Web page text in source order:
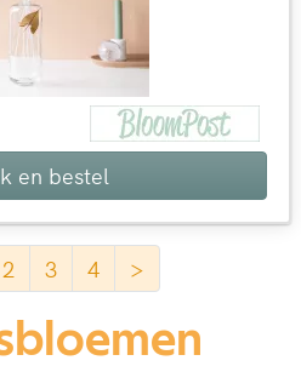
en bestel
2 3 4 >